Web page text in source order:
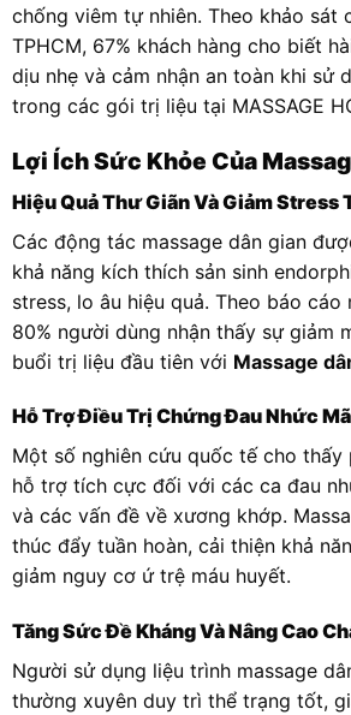
chống viêm tự nhiên. Theo khảo sát
TPHCM, 67% khách hàng cho biết
dịu nhẹ và cảm nhận an toàn khi sử
trong các gói trị liệu tại MASSAGE
Lợi Ích Sức Khỏe Của
Hiệu Quả Thư Giãn Và Giảm Stress
Các động tác massage dân gian
khả năng kích thích sản sinh
stress, lo âu hiệu quả. Theo báo cáo
80% người dùng nhận thấy sự giảm
buổi trị liệu đầu tiên với Massage
Hỗ Trợ Điều Trị Chứng Đau Nhức
Một số nghiên cứu quốc tế cho thấy
hỗ trợ tích cực đối với các ca đau
và các vấn đề về xương khớp.
thúc đẩy tuần hoàn, cải thiện khả
giảm nguy cơ ứ trệ máu huyết.
Tăng Sức Đề Kháng Và Nâng Cao
Người sử dụng liệu trình massage
thường xuyên duy trì thể trạng tốt,